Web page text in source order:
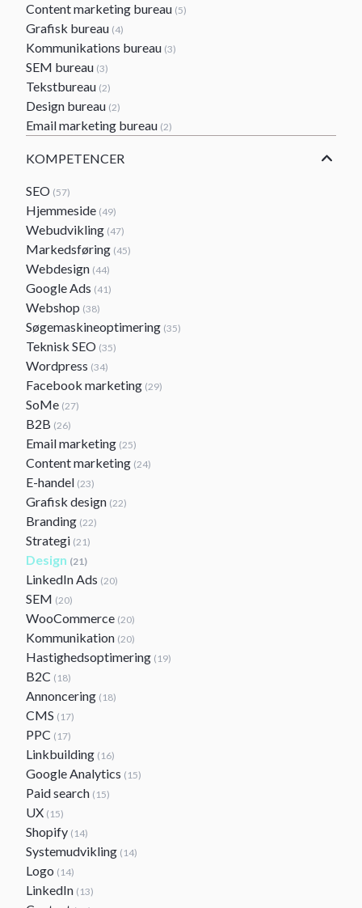
Content marketing bureau (5)
Grafisk bureau (4)
Kommunikations bureau (3)
SEM bureau (3)
Tekstbureau (2)
Design bureau (2)
Email marketing bureau (2)
KOMPETENCER
SEO (57)
Hjemmeside (49)
Webudvikling (47)
Markedsføring (45)
Webdesign (44)
Google Ads (41)
Webshop (38)
Søgemaskineoptimering (35)
Teknisk SEO (35)
Wordpress (34)
Facebook marketing (29)
SoMe (27)
B2B (26)
Email marketing (25)
Content marketing (24)
E-handel (23)
Grafisk design (22)
Branding (22)
Strategi (21)
Design (21)
LinkedIn Ads (20)
SEM (20)
WooCommerce (20)
Kommunikation (20)
Hastighedsoptimering (19)
B2C (18)
Annoncering (18)
CMS (17)
PPC (17)
Linkbuilding (16)
Google Analytics (15)
Paid search (15)
UX (15)
Shopify (14)
Systemudvikling (14)
Logo (14)
LinkedIn (13)